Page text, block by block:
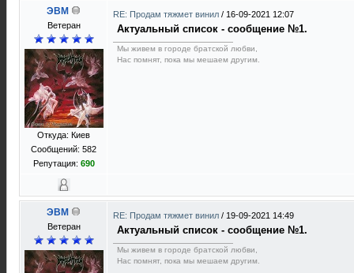
ЭВМ
Ветеран
Откуда: Киев
Сообщений: 582
Репутация: 690
RE: Продам тяжмет винил / 16-09-2021 12:07
Актуальный список - сообщение №1.
Мы живем в городе братской любви,
Нас помнят, пока мы мешаем другим.
ЭВМ
Ветеран
RE: Продам тяжмет винил / 19-09-2021 14:49
Актуальный список - сообщение №1.
Мы живем в городе братской любви,
Нас помнят, пока мы мешаем другим.